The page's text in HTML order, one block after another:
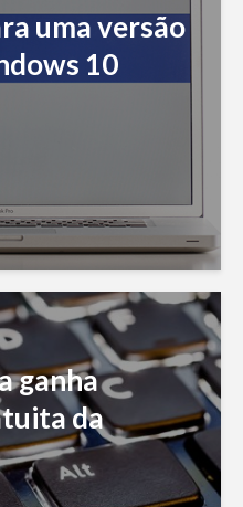
uma versão
10
ganha
da